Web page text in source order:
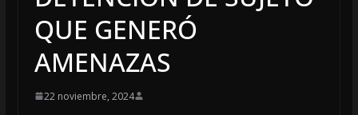
QUE GENERÓ
AMENAZAS
22 noviembre, 2024